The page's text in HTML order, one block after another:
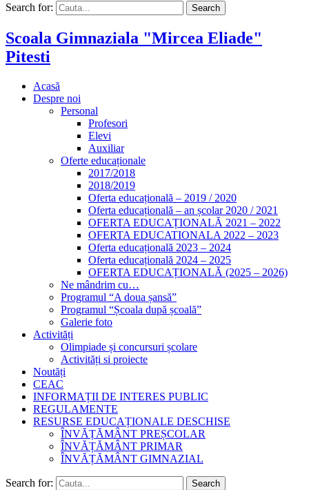
Search for: Search
Scoala Gimnaziala "Mircea Eliade"
Pitesti
Acasă
Despre noi
Personal
Profesori
Elevi
Auxiliar
Oferte educaționale
2017/2018
2018/2019
Oferta educațională – 2019 / 2020
Oferta educațională – an școlar 2020 / 2021
OFERTA EDUCAȚIONALĂ 2021 – 2022
OFERTA EDUCATIONALA 2022 – 2023
Oferta educațională 2023 – 2024
Oferta educațională 2024 – 2025
OFERTA EDUCAȚIONALĂ (2025 – 2026)
Ne mândrim cu…
Programul “A doua șansă”
Programul “Școala după școală”
Galerie foto
Activități
Olimpiade și concursuri școlare
Activități si proiecte
Noutăți
CEAC
INFORMAȚII DE INTERES PUBLIC
REGULAMENTE
RESURSE EDUCAȚIONALE DESCHISE
ÎNVĂȚĂMÂNT PREȘCOLAR
ÎNVĂȚĂMÂNT PRIMAR
ÎNVĂȚĂMÂNT GIMNAZIAL
Search for: Search